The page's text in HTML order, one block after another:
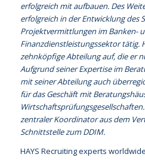
erfolgreich mit aufbauen. Des
erfolgreich in der Entwicklung des
Projektvermittlungen im Banken-
Finanzdienstleistungssektor tätig.
zehnköpfige Abteilung auf, die er
Aufgrund seiner Expertise im
mit seiner Abteilung auch
für das Geschäft mit
zentraler Koordinator aus dem
Schnittstelle zum DDIM.
HAYS Recruiting experts worldwide